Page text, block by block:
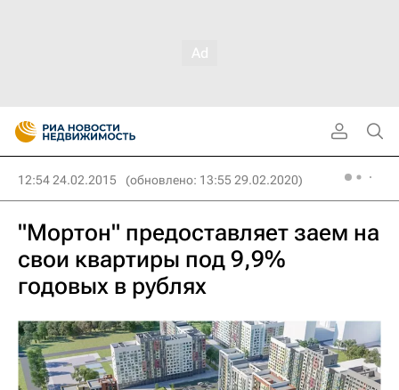
12:54 24.02.2015 (обновлено: 13:55 29.02.2020)
"Мортон" предоставляет заем на
свои квартиры под 9,9%
годовых в рублях